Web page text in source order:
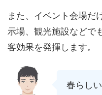
また、イベント会場だ
示場、観光施設などで
客効果を発揮します。
春らし